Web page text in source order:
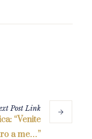
PostLink
“Venite
a me…”